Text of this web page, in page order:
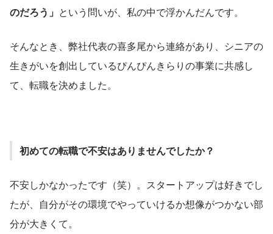
のだろう」 という問いが、私の中で浮かんだんです。
そんなとき、弊社代表の喜多尾から連絡があり、シニアの
生きがいを創出しているぴんぴんきらりの事業に共感し
て、転職を決めました。
初めての転職で不安はありませんでしたか？
不安しかなかったです（笑）。スタートアップは好きでし
たが、自分がその環境でやっていけるか想像がつかない部
分が大きくて。